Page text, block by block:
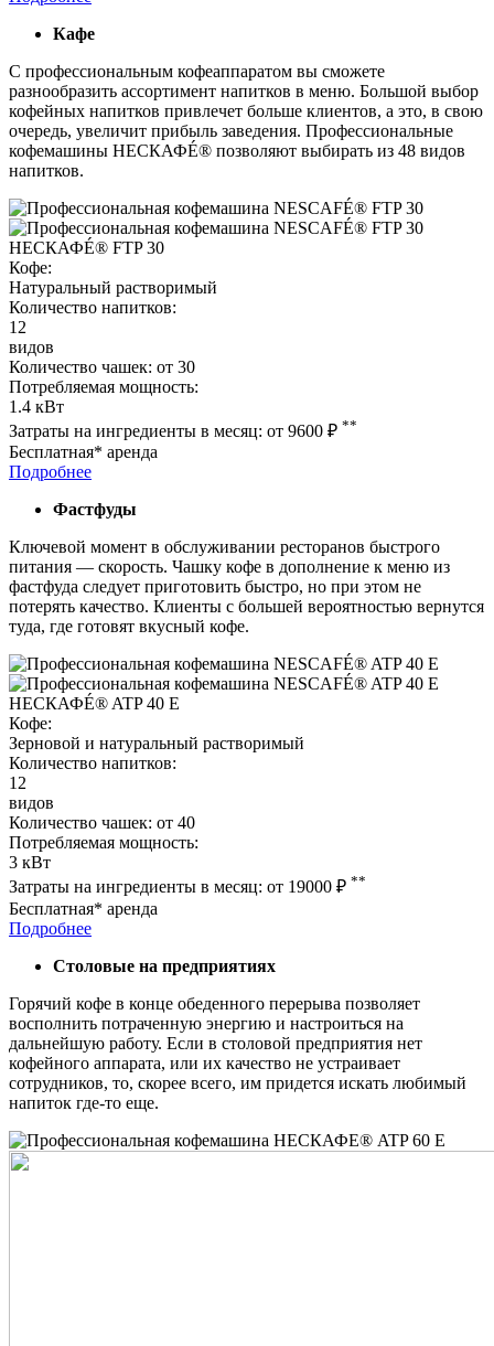
Кафе
С профессиональным кофеаппаратом вы сможете
разнообразить ассортимент напитков в меню. Большой выбор
кофейных напитков привлечет больше клиентов, а это, в свою
очередь, увеличит прибыль заведения. Профессиональные
кофемашины НЕСКАФÉ® позволяют выбирать из 48 видов
напитков.
НЕСКАФÉ® FTP 30
Кофе:
Натуральный растворимый
Количество напитков:
12
видов
Количество чашек: от 30
Потребляемая мощность:
1.4 кВт
Затраты на ингредиенты в месяц: от 9600 ₽ **
Бесплатная* аренда
Подробнее
Фастфуды
Ключевой момент в обслуживании ресторанов быстрого
питания — скорость. Чашку кофе в дополнение к меню из
фастфуда следует приготовить быстро, но при этом не
потерять качество. Клиенты с большей вероятностью вернутся
туда, где готовят вкусный кофе.
НЕСКАФÉ® ATP 40 E
Кофе:
Зерновой и натуральный растворимый
Количество напитков:
12
видов
Количество чашек: от 40
Потребляемая мощность:
3 кВт
Затраты на ингредиенты в месяц: от 19000 ₽ **
Бесплатная* аренда
Подробнее
Столовые на предприятиях
Горячий кофе в конце обеденного перерыва позволяет
восполнить потраченную энергию и настроиться на
дальнейшую работу. Если в столовой предприятия нет
кофейного аппарата, или их качество не устраивает
сотрудников, то, скорее всего, им придется искать любимый
напиток где-то еще.